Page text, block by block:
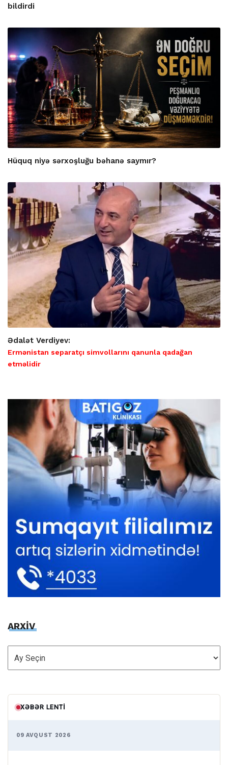
bildirdi
Hüquq niyə sərxoşluğu bəhanə saymır?
Ədalət Verdiyev:
Ermənistan separatçı simvollarını qanunla qadağan
etməlidir
ARXİV
ARXİV
XƏBƏR LENTI
09 AVQUST 2026